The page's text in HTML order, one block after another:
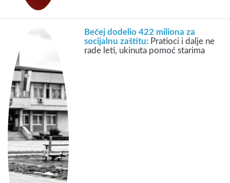
Bečej dodelio 422 miliona za
socijalnu zaštitu: Pratioci i dalje ne
rade leti, ukinuta pomoć starima